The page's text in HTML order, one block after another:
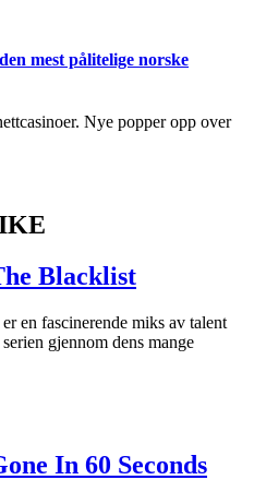
mest pålitelige norske
Nye popper opp over
Blacklist
en fascinerende miks av talent
gjennom dens mange
In 60 Seconds